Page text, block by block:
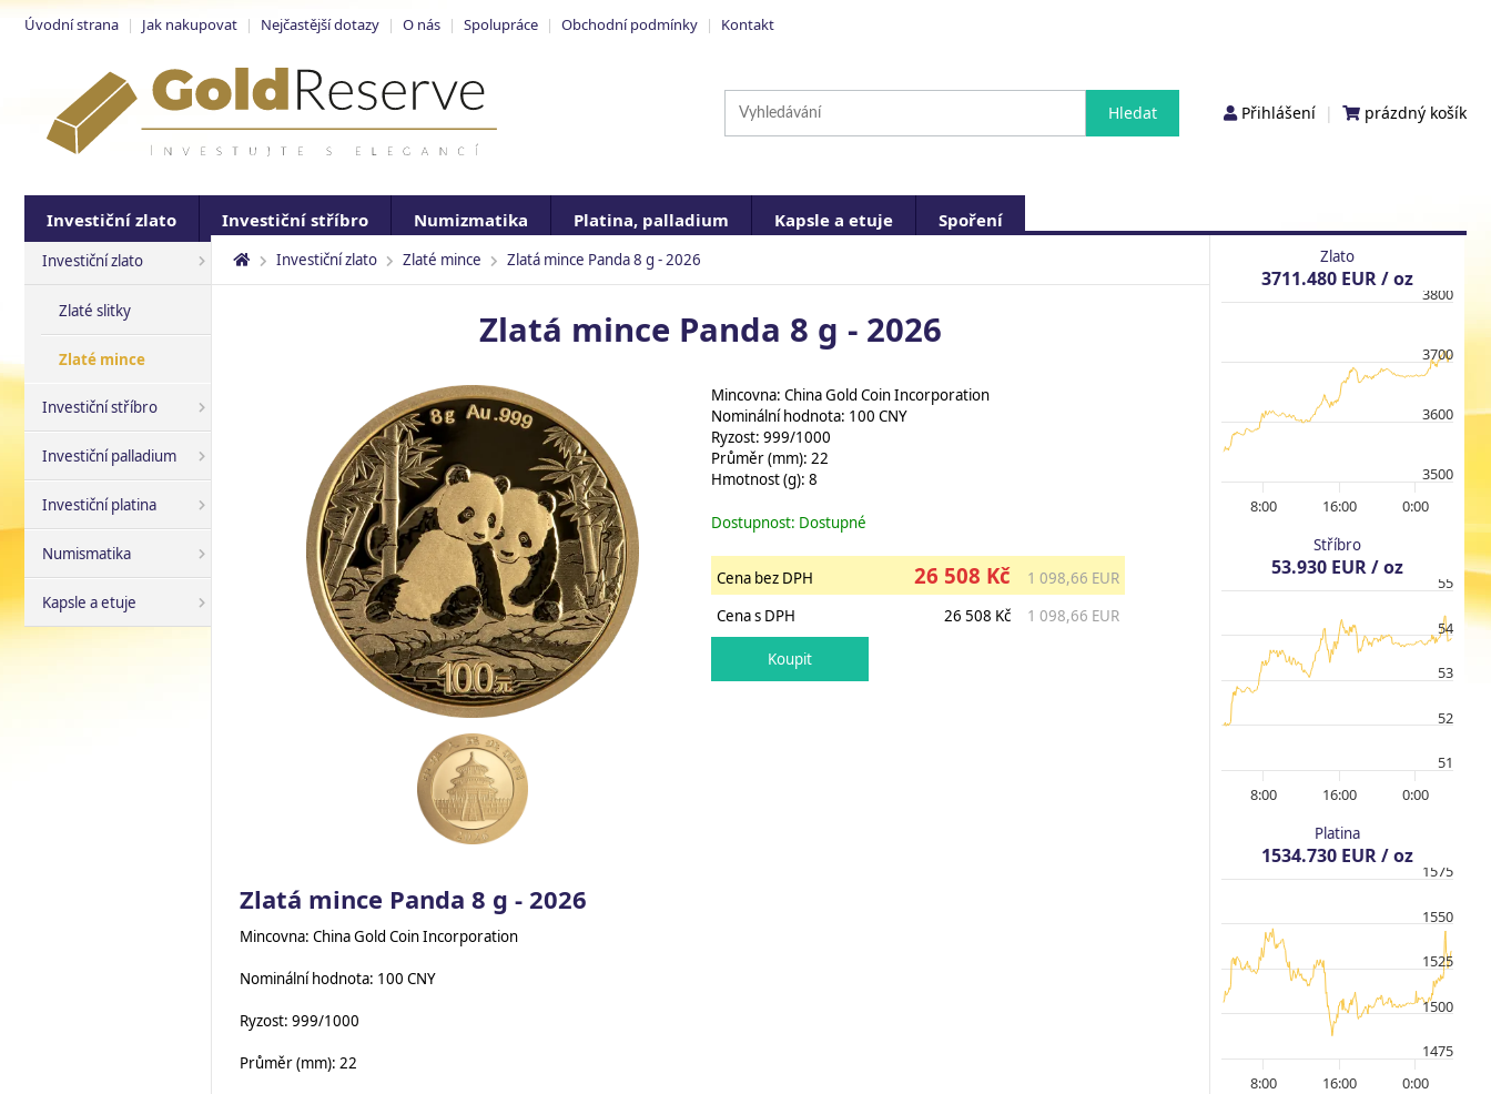
Úvodní strana | Jak nakupovat | Nejčastější dotazy | O nás | Spolupráce | Obchodní podmínky | Kontakt
Přihlášení | prázdný košík
Investiční zlato Investiční stříbro Numizmatika Platina, palladium Kapsle a etuje Spoření
Investiční zlato
Zlaté slitky
Zlaté mince
Investiční stříbro
Investiční palladium
Investiční platina
Numismatika
Kapsle a etuje
Investiční zlato Zlaté mince Zlatá mince Panda 8 g - 2026
Zlatá mince Panda 8 g - 2026
Mincovna: China Gold Coin Incorporation
Nominální hodnota: 100 CNY
Ryzost: 999/1000
Průměr (mm): 22
Hmotnost (g): 8
Dostupnost: Dostupné
Cena bez DPH 26 508 Kč
1 098,66 EUR
Cena s DPH
26 508 Kč 1 098,66 EUR
Zlatá mince Panda 8 g - 2026
Mincovna: China Gold Coin Incorporation
Nominální hodnota: 100 CNY
Ryzost: 999/1000
Průměr (mm): 22
Zlato
3711.480 EUR / oz
8:00 16:00 0:00
3500
3600
3700
3800
Stříbro
53.930 EUR / oz
8:00 16:00 0:00
51
52
53
54
55
Platina
1534.730 EUR / oz
8:00 16:00 0:00
1475
1500
1525
1550
1575